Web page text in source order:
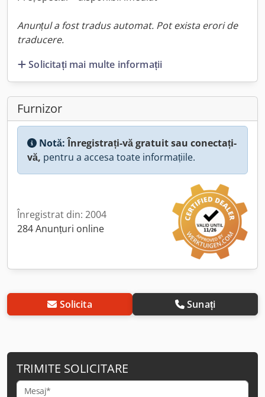
Anunțul a fost tradus automat. Pot exista erori de
traducere.
Solicitați mai multe informații
Furnizor
Notă:Înregistrați-vă gratuit sau conectați-
vă, pentru a accesa toate informațiile.
Înregistrat din: 2004
284 Anunțuri online
Solicita Sunați
TRIMITE SOLICITARE
Mesaj*